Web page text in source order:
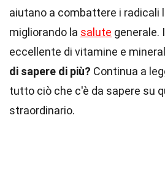
aiutano a combattere i radicali
migliorando la salute generale.
eccellente di vitamine e
di sapere di più? Continua a
tutto ciò che c'è da sapere su
straordinario.